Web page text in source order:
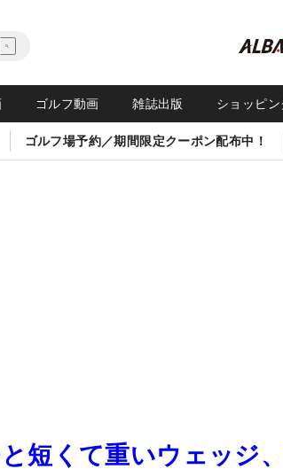
ゴルフ動画 雑誌出版 ショッピン
ゴルフ場予約／期間限定クーポン配布中！
短くて重いウェッジ